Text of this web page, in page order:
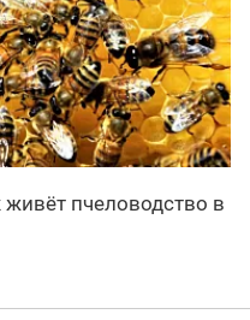
пчеловодство в